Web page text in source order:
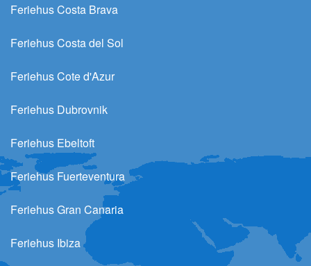
Feriehus Costa Brava
Feriehus Costa del Sol
Feriehus Cote d'Azur
Feriehus Dubrovnik
Feriehus Ebeltoft
Feriehus Fuerteventura
Feriehus Gran Canaria
Feriehus Ibiza